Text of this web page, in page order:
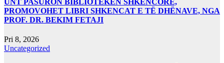
PROMOVOHET LIBRI SHKENCAT E TË DHËNAVE, NGA
PROF. DR. BEKIM FETAJI
Pri 8, 2026
Uncategorized